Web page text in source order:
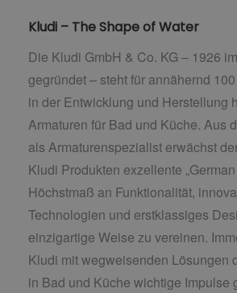
Kludi – The Shape of Water
Die Kludi GmbH & Co. KG – 1926
gegründet – steht für annähernd
in der Entwicklung und Herstellung
Armaturen für Bad und Küche. Aus
als Armaturenspezialist erwächst
Kludi Produkten exzellente
Höchstmaß an Funktionalität,
Technologien und erstklassiges
einzigartige Weise zu vereinen.
Kludi mit wegweisenden Lösungen
in Bad und Küche wichtige Impulse